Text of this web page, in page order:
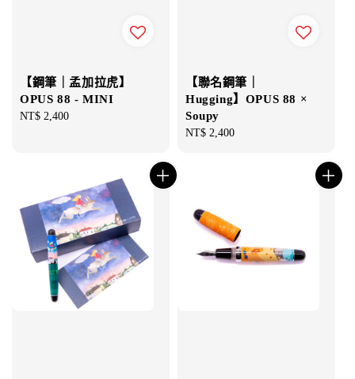
【鋼筆｜孟加拉虎】
OPUS 88 - MINI
Regular
NT$ 2,400
【聯名鋼筆｜
Hugging】OPUS 88 ×
Soupy
Regular
NT$ 2,400